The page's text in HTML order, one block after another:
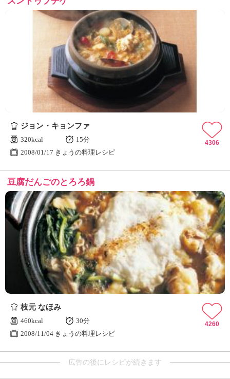
ジョン・キョンファ
320kcal
15分
2008/01/17 きょうの料理レシピ
4306
豆腐だんごのとろろ鍋
枝元 なほみ
460kcal
30分
2008/11/04 きょうの料理レシピ
4260
広告の後にレシピが続きます